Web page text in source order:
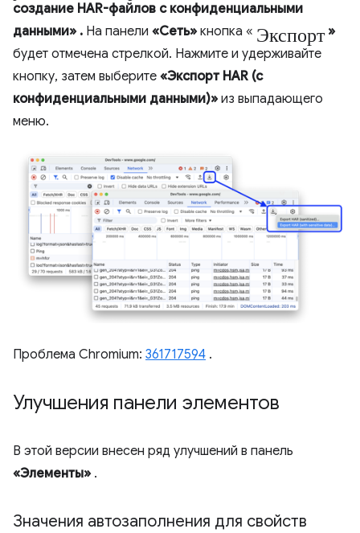
создание HAR-файлов с конфиденциальными
данными» . На панели «Сеть» кнопка « Экспорт »
будет отмечена стрелкой. Нажмите и удерживайте
кнопку, затем выберите «Экспорт HAR (с
конфиденциальными данными)» из выпадающего
меню.
Проблема Chromium: 361717594 .
Улучшения панели элементов
В этой версии внесен ряд улучшений в панель
«Элементы» .
Значения автозаполнения для свойств